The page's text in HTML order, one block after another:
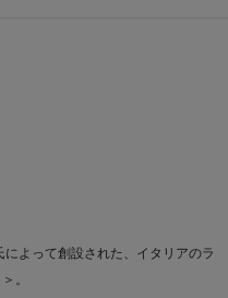
よって創設された、イタリアのラ
。